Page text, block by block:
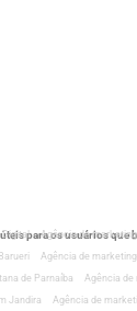
para os usuários que
Digital
Agência de
Agência de
de Parnaíba
Agência de
Jandira
Agência de